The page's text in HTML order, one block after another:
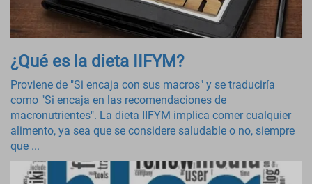
¿Qué es la dieta IIFYM?
Proviene de "Si encaja con sus macros" y se traduciría
como "Si encaja en las recomendaciones de
macronutrientes". La dieta IIFYM implica comer cualquier
alimento, ya sea que se considere saludable o no, siempre
que ...